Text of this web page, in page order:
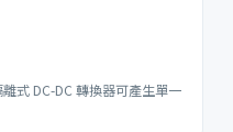
式 DC-DC 轉換器可產生單一